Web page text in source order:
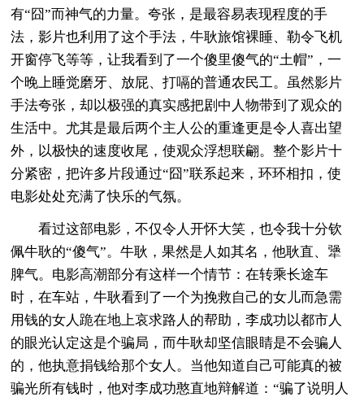
有“囧”而神气的力量。夸张，是最容易表现程度的手
法，影片也利用了这个手法，牛耿旅馆裸睡、勒令飞机
开窗停飞等等，让我看到了一个傻里傻气的“土帽”，一
个晚上睡觉磨牙、放屁、打嗝的普通农民工。虽然影片
手法夸张，却以极强的真实感把剧中人物带到了观众的
生活中。尤其是最后两个主人公的重逢更是令人喜出望
外，以极快的速度收尾，使观众浮想联翩。整个影片十
分紧密，把许多片段通过“囧”联系起来，环环相扣，使
电影处处充满了快乐的气氛。
看过这部电影，不仅令人开怀大笑，也令我十分钦
佩牛耿的“傻气”。牛耿，果然是人如其名，他耿直、犟
脾气。电影高潮部分有这样一个情节：在转乘长途车
时，在车站，牛耿看到了一个为挽救自己的女儿而急需
用钱的女人跪在地上哀求路人的帮助，李成功以都市人
的眼光认定这是个骗局，而牛耿却坚信眼睛是不会骗人
的，他执意捐钱给那个女人。当他知道自己可能真的被
骗光所有钱时，他对李成功憨直地辩解道：“骗了说明人